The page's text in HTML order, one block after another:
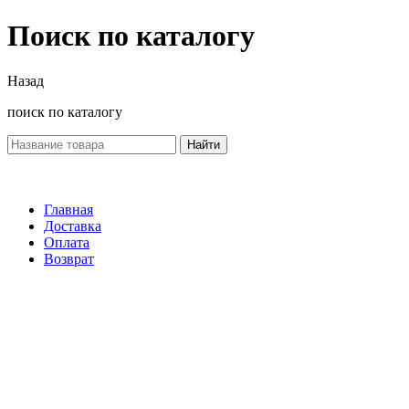
Поиск по каталогу
Назад
поиск по каталогу
Найти
Главная
Доставка
Оплата
Возврат